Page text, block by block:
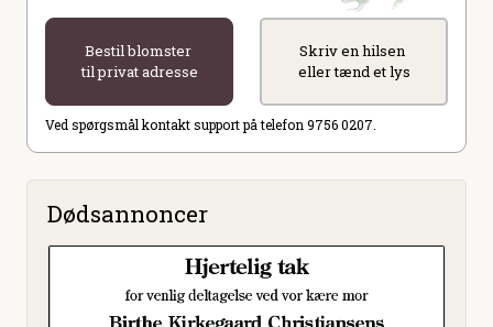
Bestil blomster
til privat adresse
Skriv en hilsen
eller tænd et lys
Ved spørgsmål kontakt support på telefon 9756 0207.
Dødsannoncer